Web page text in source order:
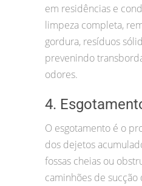
em residências e
limpeza completa,
gordura, resíduos
prevenindo
odores.
4.
O esgotamento é o
dos dejetos
fossas cheias ou
caminhões de